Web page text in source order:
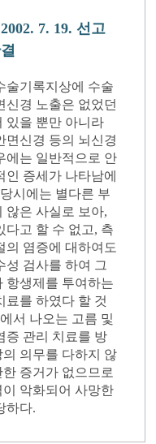
7. 19. 선고
술기록지상에 수술
신경 노출은 없었던
있을 뿐만 아니라
면신경 등의 뇌신경
에는 일반적으로 안
인 증세가 나타남에
시에는 별다른 부
않은 사실로 보아,
다고 할 수 없고, 측
의 염증에 대하여도
성 검사를 하여 그
항생제를 투여하는
료를 하였다 할 것
서 나오는 고름 및
증 관리 치료를 방
의무를 다하지 않
증거가 없으므로
악화되어 사망한
하다.